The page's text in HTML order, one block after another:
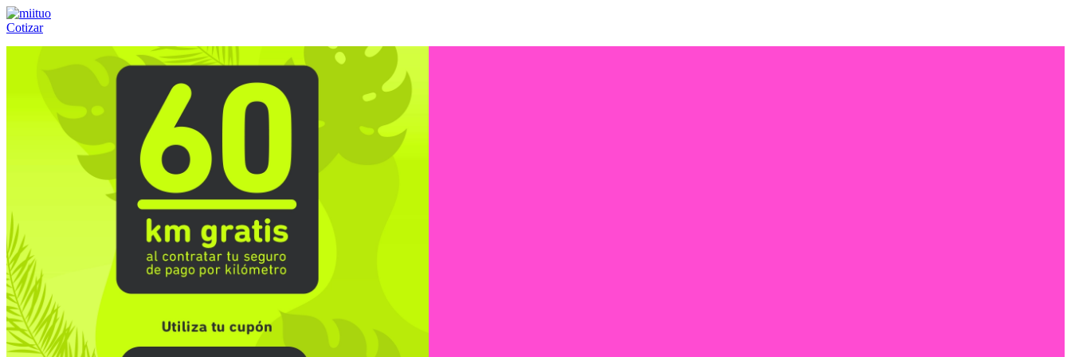
Cotizar
(55) 84-21-05-00ó800-953-00-59